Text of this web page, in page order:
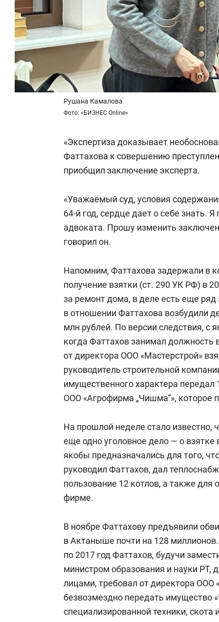
Рушана Камалова
Фото: «БИЗНЕС Online»
«Экспертиза доказывает
Фаттахова к совершению
приобщил заключение эксперта.
«Уважаемый суд, условия
64-й год, сердце дает о себе знать.
адвоката. Прошу изменить
говорил он.
Напомним, Фаттахова задержали в
получение взятки (ст. 290 УК РФ) в
за ремонт дома, в деле есть еще
в отношении Фаттахова возбудили
млн рублей. По версии следствия, с
когда Фаттахов занимал должность
от директора ООО «Мастерстрой»
руководитель строительной
имущественного характера передал
ООО «Агрофирма „Чишма“», которое
На прошлой неделе стало известно,
еще одно уголовное дело — о
якобы предназначались для того,
руководил Фаттахов, дал
пользование 12 котлов, а также для
фирме.
В ноябре Фаттахову предъявили
в Актаныше почти на 128
по 2017 год Фаттахов, будучи
министром образования и науки РТ,
лицами, требовал от директора
безвозмездно передать имущество
специализированной техники,